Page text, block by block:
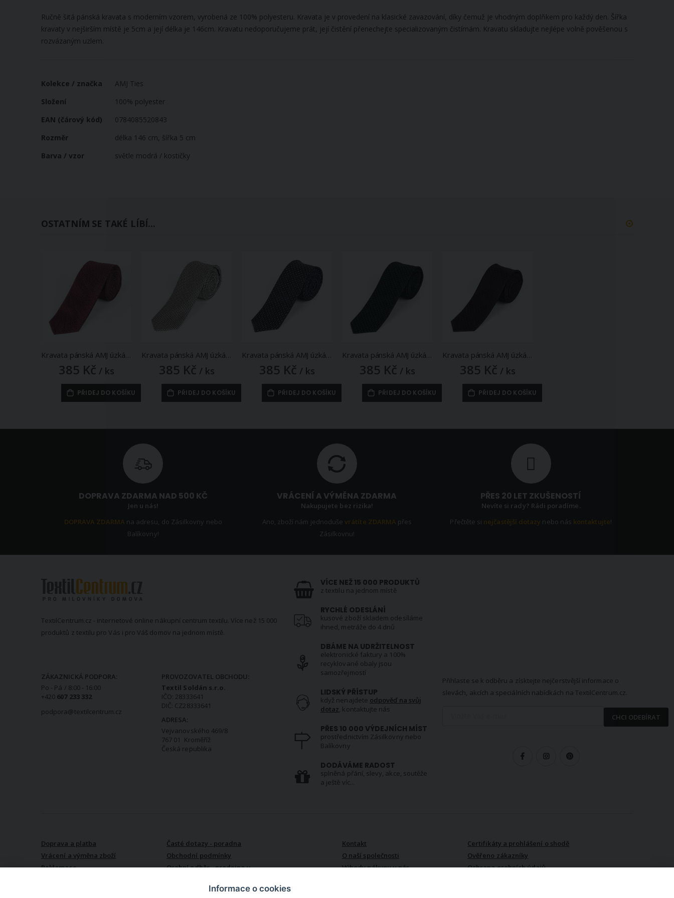
s
obrázky
Ručně šitá pánská kravata s moderním vzorem, vyrobená ze 100% polyesteru. Kravata je v provedení na klasické zavazování, díky čemuž je vhodným doplňkem pro každý den. Šířka
kravaty v nejširším místě je 5cm a její délka je 146cm. Kravatu nedoporučujeme prát, její čistění přenechejte specializovaným čistírnám. Kravatu skladujte nejlépe volně pověšenou s
rozvázaným uzlem.
Více
Kolekce / značka
AMJ Ties
Složení
100% polyester
EAN (čárový kód)
0784085520843
Rozměr
délka 146 cm, šířka 5 cm
Barva / vzor
světle modrá / kostičky
OSTATNÍM SE TAKÉ LÍBÍ...
Kravata pánská AMJ úzká vzorovaná KI1001, vínová
385 Kč / ks
PŘIDEJ DO KOŠÍKU
Kravata pánská AMJ úzká vzorovaná KI1098, béžová
385 Kč / ks
PŘIDEJ DO KOŠÍKU
Kravata pánská AMJ úzká vzorovaná KI1096, černá
385 Kč / ks
PŘIDEJ DO KOŠÍKU
Kravata pánská AMJ úzká vzorovaná KI1095, tmavě zelená
385 Kč / ks
PŘIDEJ DO KOŠÍKU
Kravata pánská AMJ úzká vzorovaná KI1093, tmavě hnědá
385 Kč / ks
PŘIDEJ DO KOŠÍKU
DOPRAVA ZDARMA NAD 500 KČ
Jen u nás!
DOPRAVA ZDARMA na adresu, do Zásilkovny nebo
Balíkovny!
VRÁCENÍ A VÝMĚNA ZDARMA
Nakupujete bez rizika!
Ano, zboží nám jednoduševrátíte ZDARMA přes
Zásilkovnu!
PŘES 20 LET ZKUŠENOSTÍ
Nevíte si rady? Rádi poradíme.
Přečtěte si nejčastější dotazy nebo nás kontaktujte!
TextilCentrum.cz - internetové online nákupní centrum textilu. Více než 15 000
produktů z textilu pro Vás i pro Váš domov na jednom místě.
ZÁKAZNICKÁ PODPORA:
Po - Pá / 8:00 - 16:00
+420 607 233 332
podpora@textilcentrum.cz
PROVOZOVATEL OBCHODU:
Textil Soldán s.r.o.
IČO: 28333641
DIČ: CZ28333641
ADRESA:
Vejvanovského 469/8
767 01 Kroměříž
Česká republika
VÍCE NEŽ 15 000 PRODUKTŮ
z textilu na jednom místě
RYCHLÉ ODESLÁNÍ
kusové zboží skladem odesíláme
ihned, metráže do 4 dnů
DBÁME NA UDRŽITELNOST
elektronické faktury a 100%
recyklované obaly jsou
samozřejmostí
LIDSKÝ PŘÍSTUP
když nenajdete odpověď na svůj
dotaz, kontaktujte nás
PŘES 10 000 VÝDEJNÍCH MÍST
prostřednictvím Zásilkovny nebo
Balíkovny
DODÁVÁME RADOST
splněná přání, slevy, akce, soutěže
a ještě víc...
Přihlaste se k odběru a získtejte nejčerstvější informace o
slevách, akcích a speciálních nabídkách na TextilCentrum.cz.
CHCI ODEBÍRAT
Doprava a platba
Vrácení a výměna zboží
Reklamace
Časté dotazy - poradna
Obchodní podmínky
Osobní odběr - prodejna v
Kontakt
O naší společnosti
Výhody nákupu u nás
Certifikáty a prohlášení o shodě
Ověřeno zákazníky
Ochrana osobních údajů
Informace o cookies